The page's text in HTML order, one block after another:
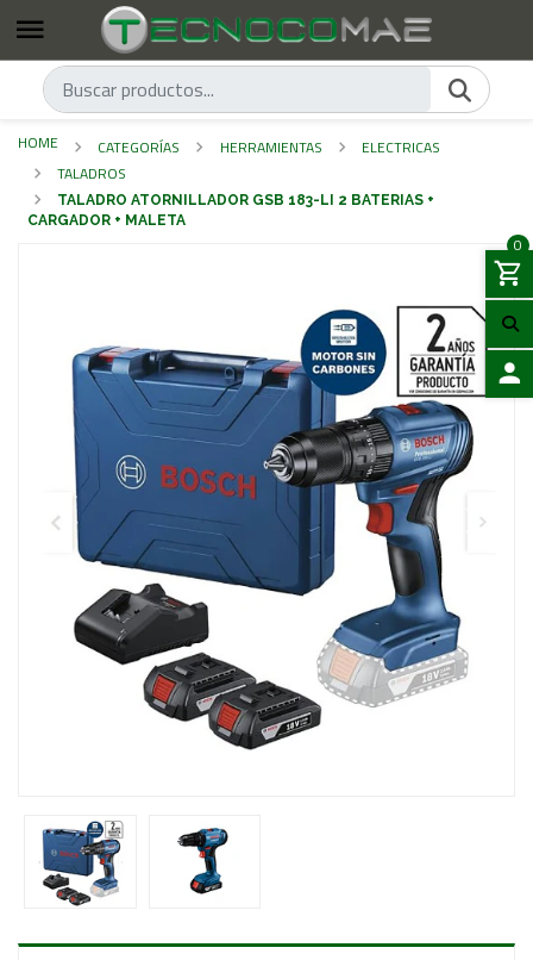
0
HOME CATEGORÍAS HERRAMIENTAS
ELECTRICAS
TALADROS
TALADRO ATORNILLADOR GSB 183-LI 2 BATERIAS +
CARGADOR + MALETA
Previous Next